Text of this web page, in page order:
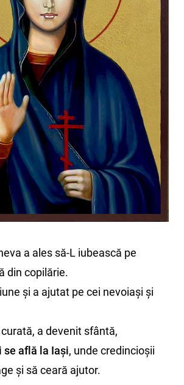
a ales să-L iubească pe
din copilărie.
și a ajutat pe cei nevoiași și
a devenit sfântă,
se află la Iași, unde credincioșii
și să ceară ajutor.